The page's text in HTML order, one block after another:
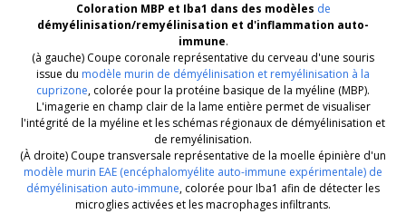
Coloration MBP et Iba1 dans des modèles de
démyélinisation/remyélinisation et d'inflammation auto-
immune.
(à gauche) Coupe coronale représentative du cerveau d'une souris
issue du modèle murin de démyélinisation et remyélinisation à la
cuprizone, colorée pour la protéine basique de la myéline (MBP).
L'imagerie en champ clair de la lame entière permet de visualiser
l'intégrité de la myéline et les schémas régionaux de démyélinisation et
de remyélinisation.
(À droite) Coupe transversale représentative de la moelle épinière d'un
modèle murin EAE (encéphalomyélite auto-immune expérimentale) de
démyélinisation auto-immune, colorée pour Iba1 afin de détecter les
microglies activées et les macrophages infiltrants.